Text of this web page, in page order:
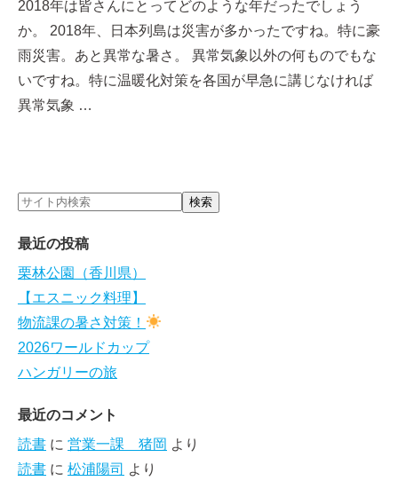
2018年は皆さんにとってどのような年だったでしょう
か。 2018年、日本列島は災害が多かったですね。特に豪
雨災害。あと異常な暑さ。 異常気象以外の何ものでもな
いですね。特に温暖化対策を各国が早急に講じなければ
異常気象 …
最近の投稿
栗林公園（香川県）
【エスニック料理】
物流課の暑さ対策！
2026ワールドカップ
ハンガリーの旅
最近のコメント
読書 に 営業一課 猪岡 より
読書 に 松浦陽司 より